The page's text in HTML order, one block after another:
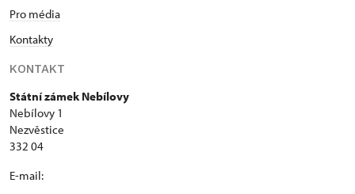
Pro média
Kontakty
KONTAKT
Státní zámek Nebílovy
Nebílovy 1
Nezvěstice
332 04
E-mail: